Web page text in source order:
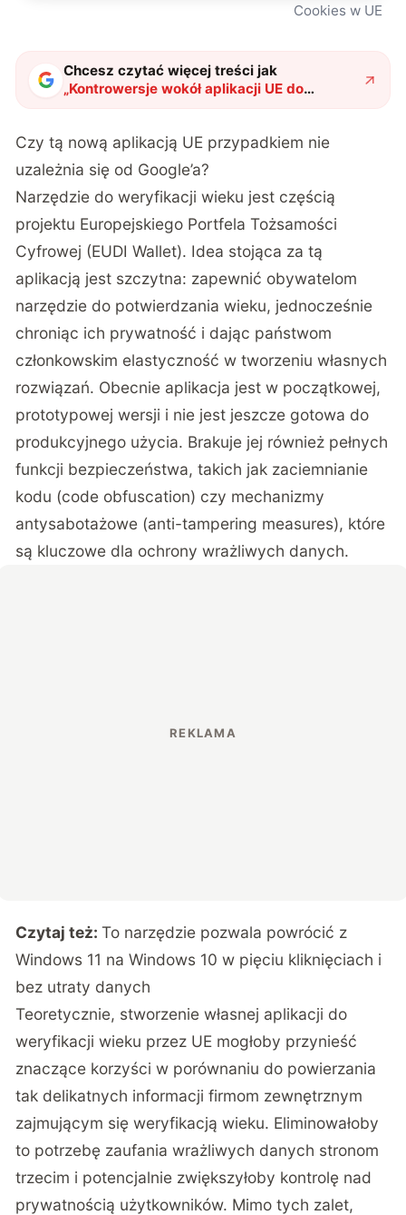
Cookies w UE
Chcesz czytać więcej treści jak
„Kontrowersje wokół aplikacji UE do
weryfikacji wieku. Czy to na pewno dobra
Czy tą nową aplikacją UE przypadkiem nie
uzależnia się od Google’a?
Narzędzie do weryfikacji wieku jest częścią
projektu Europejskiego Portfela Tożsamości
Cyfrowej (EUDI Wallet). Idea stojąca za tą
aplikacją jest szczytna: zapewnić obywatelom
narzędzie do potwierdzania wieku, jednocześnie
chroniąc ich prywatność i dając państwom
członkowskim elastyczność w tworzeniu własnych
rozwiązań. Obecnie aplikacja jest w początkowej,
prototypowej wersji i nie jest jeszcze gotowa do
produkcyjnego użycia. Brakuje jej również pełnych
funkcji bezpieczeństwa, takich jak zaciemnianie
kodu (code obfuscation) czy mechanizmy
antysabotażowe (anti-tampering measures), które
są kluczowe dla ochrony wrażliwych danych.
Czytaj też:To narzędzie pozwala powrócić z
Windows 11 na Windows 10 w pięciu kliknięciach i
bez utraty danych
Teoretycznie, stworzenie własnej aplikacji do
weryfikacji wieku przez UE mogłoby przynieść
znaczące korzyści w porównaniu do powierzania
tak delikatnych informacji firmom zewnętrznym
zajmującym się weryfikacją wieku. Eliminowałoby
to potrzebę zaufania wrażliwych danych stronom
trzecim i potencjalnie zwiększyłoby kontrolę nad
prywatnością użytkowników. Mimo tych zalet,